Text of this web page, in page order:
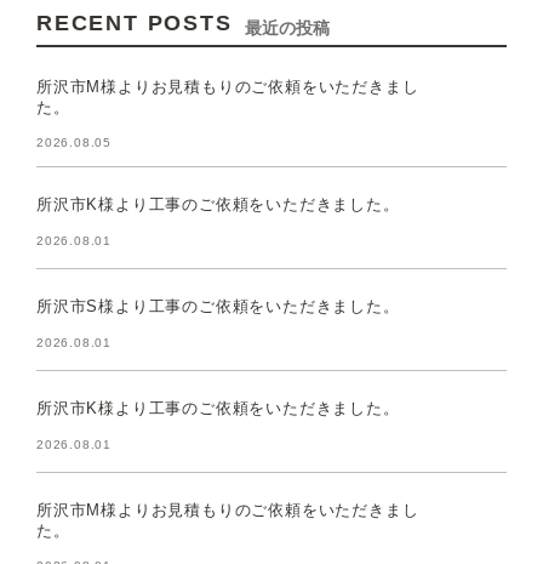
RECENT POSTS 最近の投稿
所沢市M様よりお見積もりのご依頼をいただきまし
た。
2026.08.05
所沢市K様より工事のご依頼をいただきました。
2026.08.01
所沢市S様より工事のご依頼をいただきました。
2026.08.01
所沢市K様より工事のご依頼をいただきました。
2026.08.01
所沢市M様よりお見積もりのご依頼をいただきまし
た。